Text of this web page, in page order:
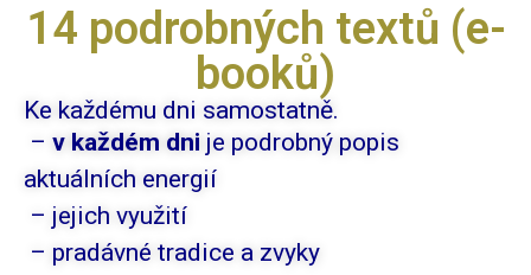
14 podrobných textů (e-
booků)
Ke každému dni samostatně.
– v každém dni je podrobný popis
aktuálních energií
– jejich využití
– pradávné tradice a zvyky